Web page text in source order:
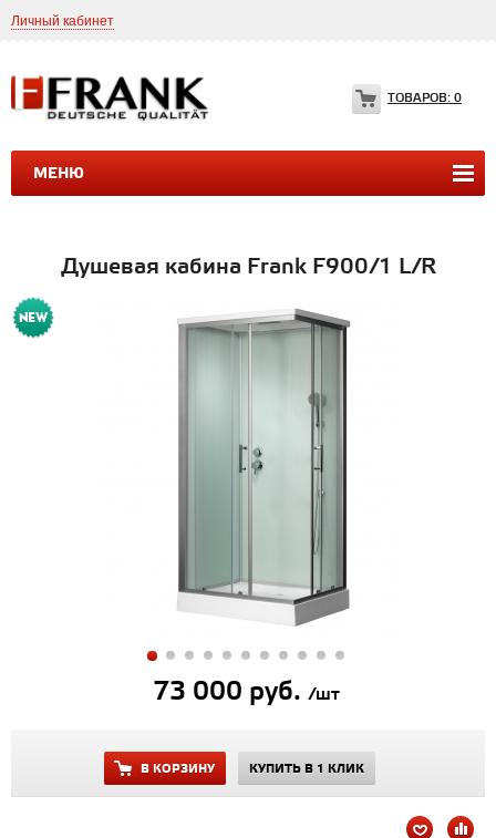
Личный кабинет
МЕНЮ
ТОВАРОВ: 0
ДУШЕВЫЕ КАБИНЫ ВАННЫ
Душевая кабина Frank F900/1 L/R
73 000 руб. /шт
В КОРЗИНУ КУПИТЬ В 1 КЛИК